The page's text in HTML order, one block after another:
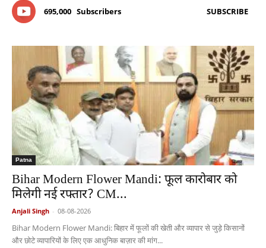
695,000 Subscribers SUBSCRIBE
Patna
Bihar Modern Flower Mandi: फूल कारोबार को
मिलेगी नई रफ्तार? CM...
Anjali Singh - 08-08-2026
Bihar Modern Flower Mandi: बिहार में फूलों की खेती और व्यापार से जुड़े किसानों
और छोटे व्यापारियों के लिए एक आधुनिक बाज़ार की मांग...